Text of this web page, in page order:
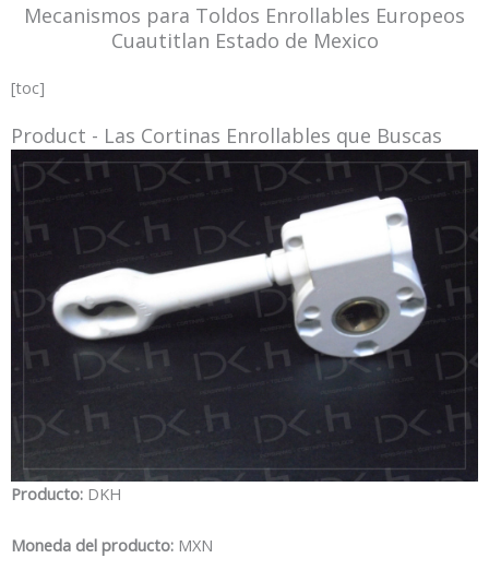
Mecanismos para Toldos Enrollables Europeos
Cuautitlan Estado de Mexico
[toc]
Product - Las Cortinas Enrollables que Buscas
Producto: DKH
Moneda del producto: MXN